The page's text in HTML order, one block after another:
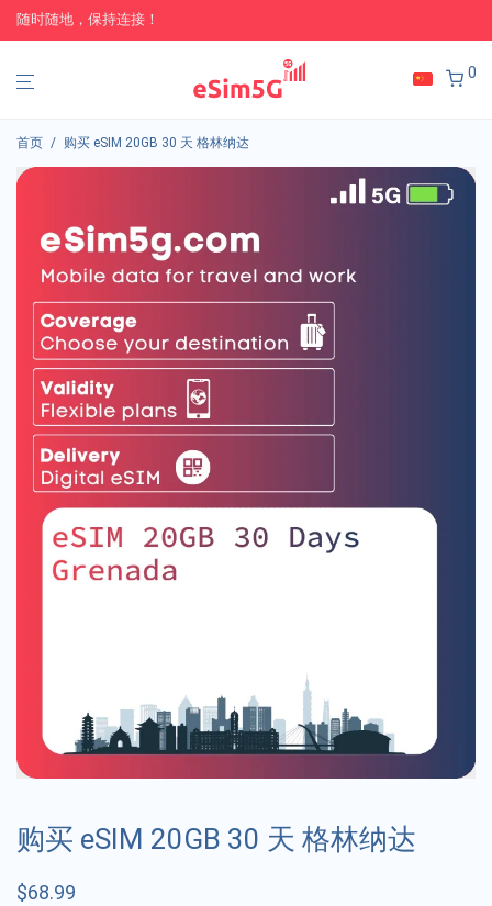
随时随地，保持连接！
0
首页 / 购买 eSIM 20GB 30 天 格林纳达
购买 eSIM 20GB 30 天 格林纳达
$68.99